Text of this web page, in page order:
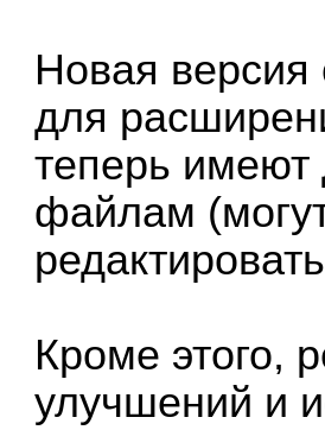
Новая версия
для
теперь имеют
файлам
Кроме этого,
улучшений и